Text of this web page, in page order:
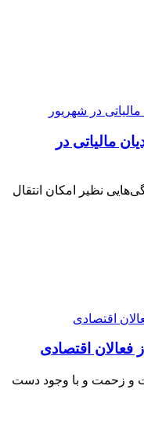
مالیاتی در
نظیر امکان انتقال
فعالان اقتصادی
و زحمت و با وجود دست